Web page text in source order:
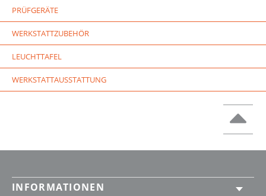
PRÜFGERÄTE
WERKSTATTZUBEHÖR
LEUCHTTAFEL
WERKSTATTAUSSTATTUNG
INFORMATIONEN